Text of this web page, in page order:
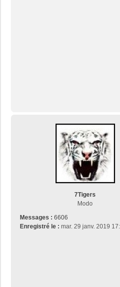
7Tigers
Modo
Messages : 6606
Enregistré le : mar. 29 janv. 2019